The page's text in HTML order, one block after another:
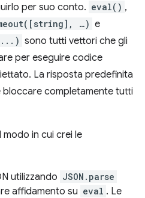
per suo conto. eval() ,
…) e
...) sono tutti vettori che gli
per eseguire codice
La risposta predefinita
bloccare completamente tutti
in cui crei le
utilizzando JSON.parse
affidamento su eval . Le